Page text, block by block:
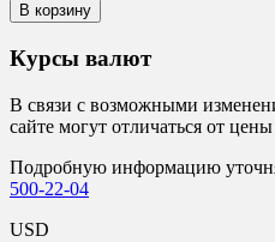
В корзину
Курсы валют
В связи с возможными
сайте могут отличаться от
Подробную информацию
500-22-04
USD